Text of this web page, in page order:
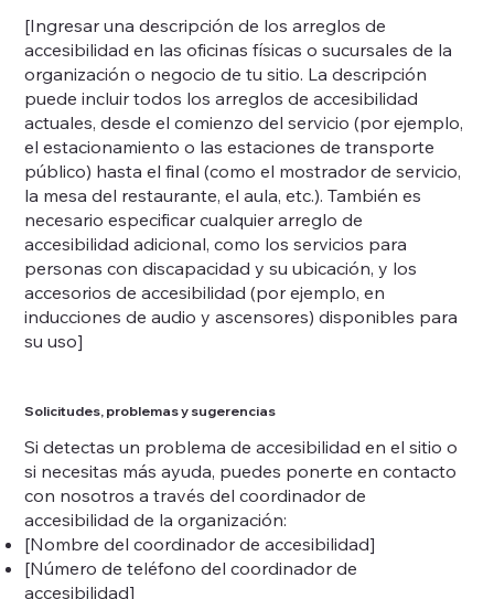
[Ingresar una descripción de los arreglos de
accesibilidad en las oficinas físicas o sucursales de la
organización o negocio de tu sitio. La descripción
puede incluir todos los arreglos de accesibilidad
actuales, desde el comienzo del servicio (por ejemplo,
el estacionamiento o las estaciones de transporte
público) hasta el final (como el mostrador de servicio,
la mesa del restaurante, el aula, etc.). También es
necesario especificar cualquier arreglo de
accesibilidad adicional, como los servicios para
personas con discapacidad y su ubicación, y los
accesorios de accesibilidad (por ejemplo, en
inducciones de audio y ascensores) disponibles para
su uso]
Solicitudes, problemas y sugerencias
Si detectas un problema de accesibilidad en el sitio o
si necesitas más ayuda, puedes ponerte en contacto
con nosotros a través del coordinador de
accesibilidad de la organización:
[Nombre del coordinador de accesibilidad]
[Número de teléfono del coordinador de
accesibilidad]